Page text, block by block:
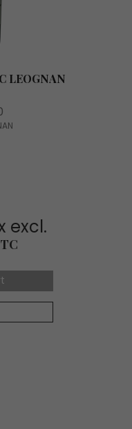
LEOGNAN
excl.